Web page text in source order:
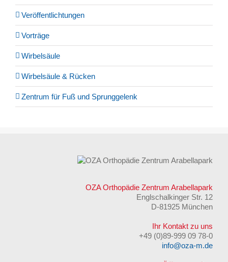
Veröffentlichtungen
Vorträge
Wirbelsäule
Wirbelsäule & Rücken
Zentrum für Fuß und Sprunggelenk
OZA Orthopädie Zentrum Arabellapark
Englschalkinger Str. 12
D-81925 München
Ihr Kontakt zu uns
+49 (0)89-999 09 78-0
info@oza-m.de